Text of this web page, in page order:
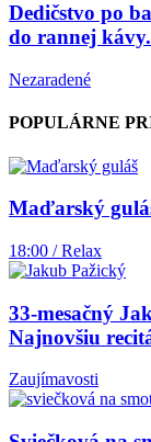
Dedičstvo po
do rannej
Nezaradené
POPULÁRNE
Maďarský
18:00 / Relax
33-mesačný
Najnovšiu
Zaujímavosti